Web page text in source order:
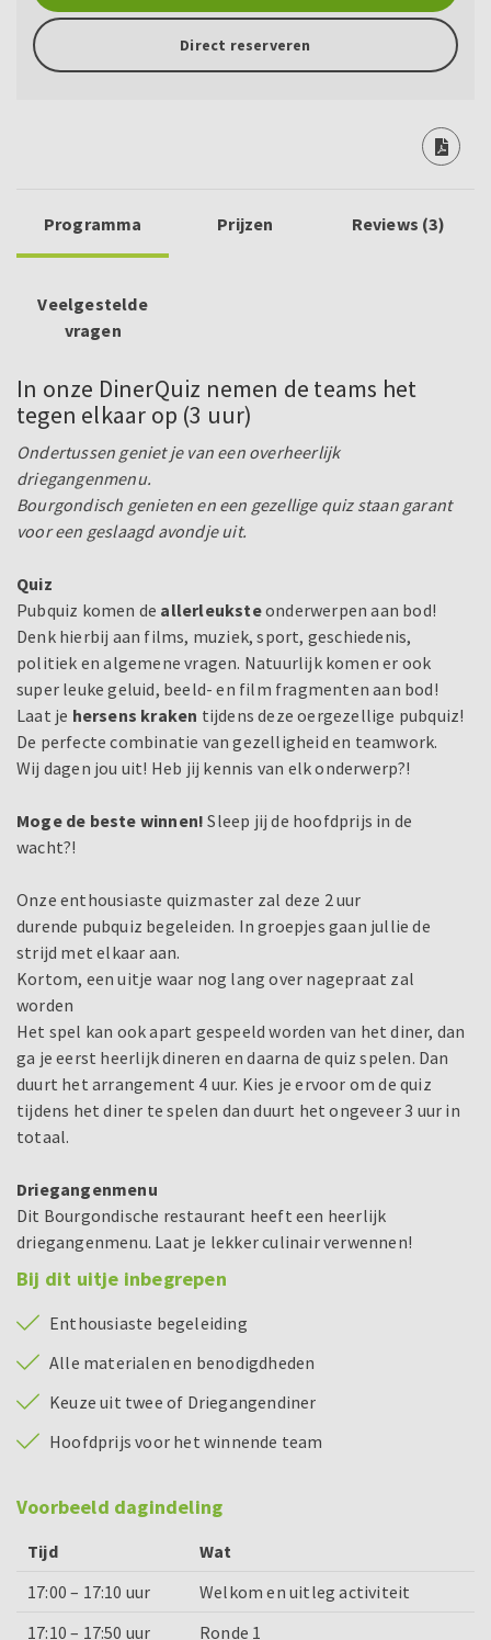
Direct reserveren
Programma Prijzen Reviews (3)
Veelgestelde
vragen
In onze DinerQuiz nemen de teams het
tegen elkaar op (3 uur)
Ondertussen geniet je van een overheerlijk
driegangenmenu.
Bourgondisch genieten en een gezellige quiz staan garant
voor een geslaagd avondje uit.
Quiz
Pubquiz komen de allerleuksteonderwerpen aan bod!
Denk hierbij aan films, muziek, sport, geschiedenis,
politiek en algemene vragen. Natuurlijk komen er ook
super leuke geluid, beeld- en film fragmenten aan bod!
Laat je hersens kraken tijdens deze oergezellige pubquiz!
De perfecte combinatie van gezelligheid en teamwork.
Wij dagen jou uit! Heb jij kennis van elk onderwerp?!
Moge de beste winnen! Sleep jij de hoofdprijs in de
wacht?!
Onze enthousiaste quizmaster zal deze 2 uur
durende pubquiz begeleiden. In groepjes gaan jullie de
strijd met elkaar aan.
Kortom, een uitje waar nog lang over nagepraat zal
worden
Het spel kan ook apart gespeeld worden van het diner, dan
ga je eerst heerlijk dineren en daarna de quiz spelen. Dan
duurt het arrangement 4 uur. Kies je ervoor om de quiz
tijdens het diner te spelen dan duurt het ongeveer 3 uur in
totaal.
Driegangenmenu
Dit Bourgondische restaurant heeft een heerlijk
driegangenmenu. Laat je lekker culinair verwennen!
Bij dit uitje inbegrepen
Enthousiaste begeleiding
Alle materialen en benodigdheden
Keuze uit twee of Driegangendiner
Hoofdprijs voor het winnende team
Voorbeeld dagindeling
Tijd
Wat
17:00 – 17:10 uur
Welkom en uitleg activiteit
17:10 – 17:50 uur
Ronde 1